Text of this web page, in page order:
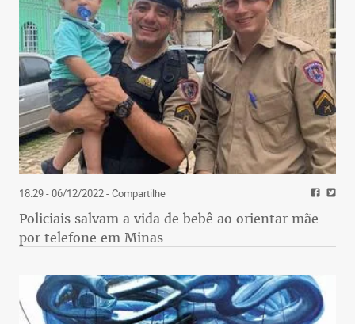
18:29 - 06/12/2022- Compartilhe
Policiais salvam a vida de bebê ao orientar mãe
por telefone em Minas